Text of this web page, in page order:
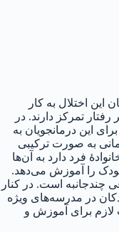
اختلال به کار
تمرکز دارند. در
این درمانجویان به
به صورت ترکیبی
فرد دارد به آن‌ها
را آموزش می‌دهد.
چندجانبه است. در کنار
در مدرسه‌های ویژه
لازم برای آموزش و